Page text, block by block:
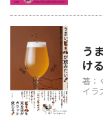
う
け
著：
イラ